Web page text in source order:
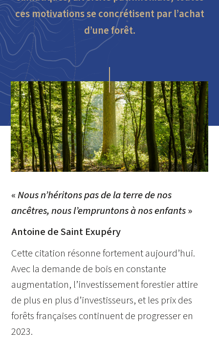
ces motivations se concrétisent par l’achat
d’une forêt.
«Nous n’héritons pas de la terre de nos
ancêtres, nous l’empruntons à nos enfants»
Antoine de Saint Exupéry
Cette citation résonne fortement aujourd’hui.
Avec la demande de bois en constante
augmentation, l’investissement forestier attire
de plus en plus d’investisseurs, et les prix des
forêts françaises continuent de progresser en
2023.